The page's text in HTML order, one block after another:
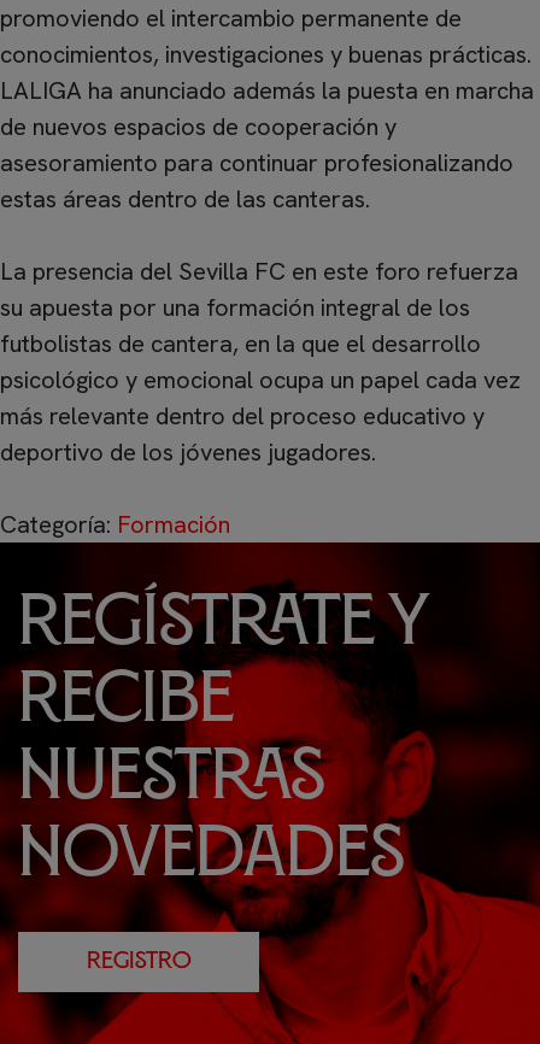
promoviendo el intercambio permanente de
conocimientos, investigaciones y buenas prácticas.
LALIGA ha anunciado además la puesta en marcha
de nuevos espacios de cooperación y
asesoramiento para continuar profesionalizando
estas áreas dentro de las canteras.
La presencia del Sevilla FC en este foro refuerza
su apuesta por una formación integral de los
futbolistas de cantera, en la que el desarrollo
psicológico y emocional ocupa un papel cada vez
más relevante dentro del proceso educativo y
deportivo de los jóvenes jugadores.
Categoría: Formación
Regístrate y
recibe
nuestras
novedades
REGISTRO